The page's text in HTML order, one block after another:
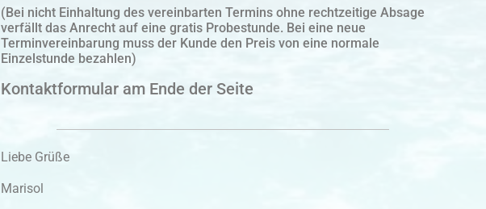
(Bei nicht Einhaltung des vereinbarten Termins ohne rechtzeitige Absage
verfällt das Anrecht auf eine gratis Probestunde. Bei eine neue
Terminvereinbarung muss der Kunde den Preis von eine normale
Einzelstunde bezahlen)
Kontaktformular am Ende der Seite
Liebe Grüße
Marisol